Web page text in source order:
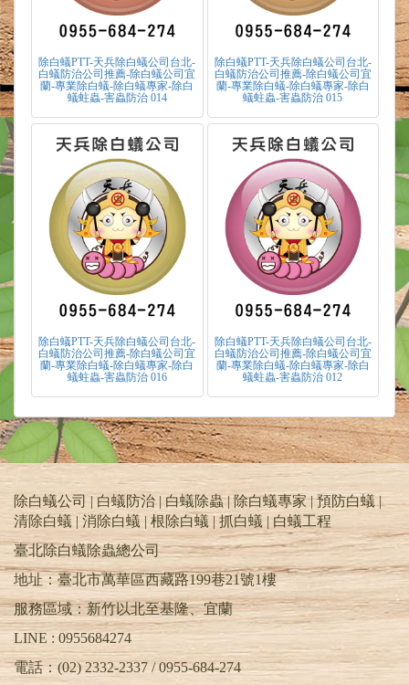
除白蟻PTT-天兵除白蟻公司台北-
白蟻防治公司推薦-除白蟻公司宜
蘭-專業除白蟻-除白蟻專家-除白
蟻蛀蟲-害蟲防治 014
除白蟻PTT-天兵除白蟻公司台北-
白蟻防治公司推薦-除白蟻公司宜
蘭-專業除白蟻-除白蟻專家-除白
蟻蛀蟲-害蟲防治 015
除白蟻PTT-天兵除白蟻公司台北-
白蟻防治公司推薦-除白蟻公司宜
蘭-專業除白蟻-除白蟻專家-除白
蟻蛀蟲-害蟲防治 016
除白蟻PTT-天兵除白蟻公司台北-
白蟻防治公司推薦-除白蟻公司宜
蘭-專業除白蟻-除白蟻專家-除白
蟻蛀蟲-害蟲防治 012
除白蟻公司 | 白蟻防治 | 白蟻除蟲 | 除白蟻專家 | 預防白蟻 |
清除白蟻 | 消除白蟻 | 根除白蟻 | 抓白蟻 | 白蟻工程
臺北除白蟻除蟲總公司
地址：臺北市萬華區西藏路199巷21號1樓
服務區域：新竹以北至基隆、宜蘭
LINE : 0955684274
電話：(02) 2332-2337 / 0955-684-274